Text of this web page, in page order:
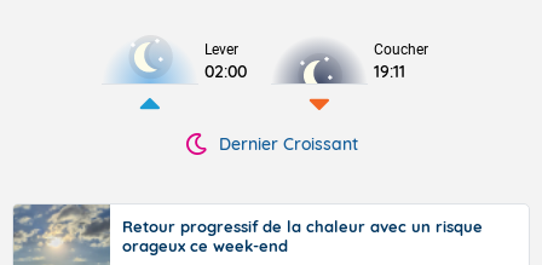
Lever
02:00
Coucher
19:11
Dernier Croissant
Retour progressif de la chaleur avec un risque
orageux ce week-end